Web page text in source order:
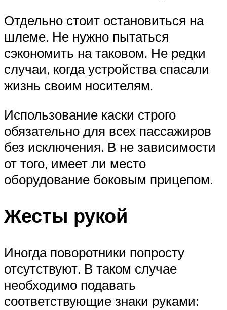
Отдельно стоит остановиться на
шлеме. Не нужно пытаться
сэкономить на таковом. Не редки
случаи, когда устройства спасали
жизнь своим носителям.
Использование каски строго
обязательно для всех пассажиров
без исключения. В не зависимости
от того, имеет ли место
оборудование боковым прицепом.
Жесты рукой
Иногда поворотники попросту
отсутствуют. В таком случае
необходимо подавать
соответствующие знаки руками: